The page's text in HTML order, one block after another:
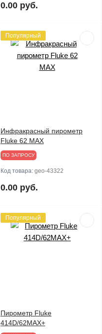
0.00 руб.
Популярный
Инфракрасный пирометр
Fluke 62 MAX
ПО ЗАПРОСУ
Код товара: geo-43322
0.00 руб.
Популярный
Пирометр Fluke
414D/62MAX+